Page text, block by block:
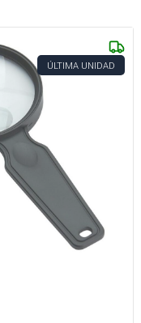
ÚLTIMA UNIDAD